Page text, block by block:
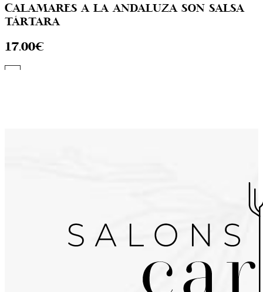
Calamares a la andaluza son salsa
tártara
17.00€